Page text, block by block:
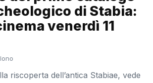
di Stabia:
venerdì 11
riscoperta dell’antica Stabiae, vede